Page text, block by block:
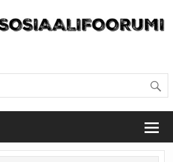
/ Suomen
Lapinlahden Lähteellä, Helsingissä